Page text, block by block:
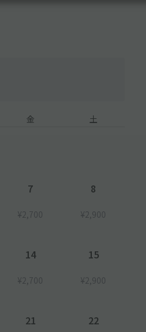
金 土
7
¥2,700
8
¥2,900
14
¥2,700
15
¥2,900
21 22